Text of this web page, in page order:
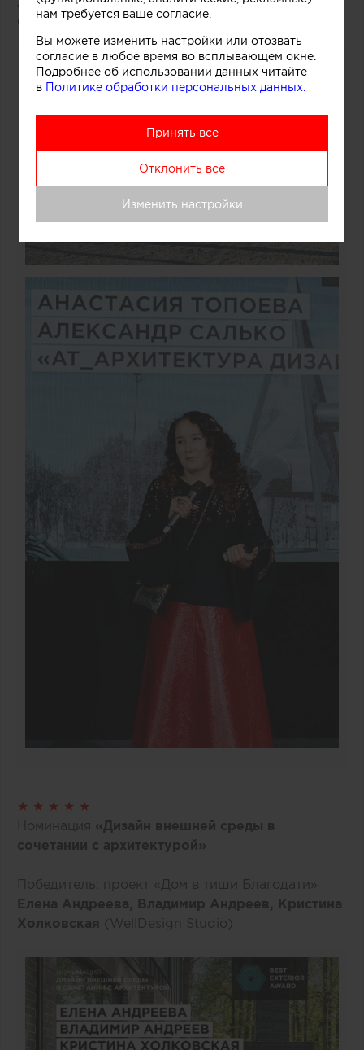
Салько(«AT_архитектура дизайн»)
★ ★ ★ ★ ★
Номинация «Дизайн внешней среды в
сочетании с архитектурой»
Победитель: проект «Дом в тиши Благодати»
Елена Андреева, Владимир Андреев, Кристина
Холковская (WellDesign Studio)
нам требуется ваше согласие.
Вы можете изменить настройки или отозвать
согласие в любое время во всплывающем окне.
Подробнее об использовании данных читайте
в Политике обработки персональных данных.
Принять все
Отклонить все
Изменить настройки